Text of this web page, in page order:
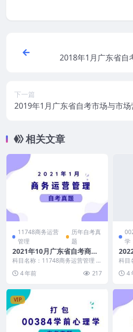
2018年1月广东省自
下一篇
2019年1月广东省自考市场与市场
相关文章
11748商务运营
管理
历年自考真
题
2021年10月广东省自考商务
运营管理真题及答案
科目名称：11748商务运营管理 适
当参考） 真题...
4 年前 217
学
及
科目
行政4
VIP